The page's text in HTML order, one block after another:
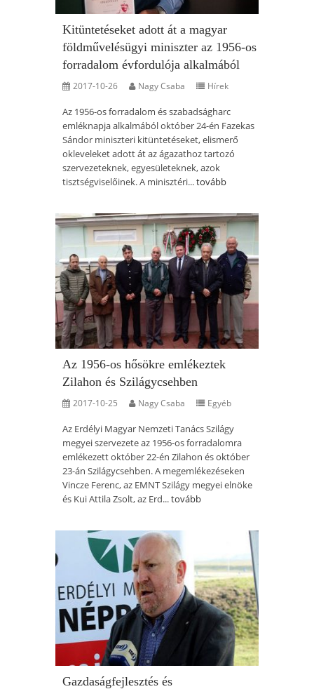
Kitüntetéseket adott át a magyar
földművelésügyi miniszter az 1956-os
forradalom évfordulója alkalmából
2017-10-26 Nagy Csaba Hírek
Az 1956-os forradalom és szabadságharc
emléknapja alkalmából október 24-én Fazekas
Sándor miniszteri kitüntetéseket, elismerő
okleveleket adott át az ágazathoz tartozó
szervezeteknek, egyesületeknek, azok
tisztségviselőinek. A minisztéri...tovább
Az 1956-os hősökre emlékeztek
Zilahon és Szilágycsehben
2017-10-25 Nagy Csaba Egyéb
Az Erdélyi Magyar Nemzeti Tanács Szilágy
megyei szervezete az 1956-os forradalomra
emlékezett október 22-én Zilahon és október
23-án Szilágycsehben. A megemlékezéseken
Vincze Ferenc, az EMNT Szilágy megyei elnöke
és Kui Attila Zsolt, az Erd...tovább
Gazdaságfejlesztés és